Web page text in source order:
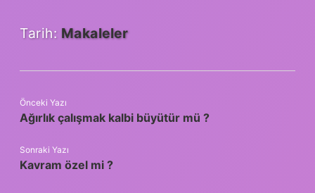
Tarih: Makaleler
Önceki Yazı
Ağırlık çalışmak kalbi büyütür mü ?
Sonraki Yazı
Kavram özel mi ?